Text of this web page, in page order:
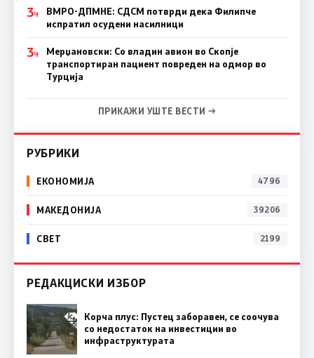
3Ч
ВМРО-ДПМНЕ: СДСM потврди дека Филипче
испратил осудени насилници
3Ч
Мерџановски: Со владин авион во Скопје
транспортиран пациент повреден на одмор во
Турција
ПРИКАЖИ УШТЕ ВЕСТИ →
РУБРИКИ
ЕКОНОМИЈА 4796
МАКЕДОНИЈА 39206
СВЕТ 2199
РЕДАКЦИСКИ ИЗБОР
Корча плус: Пустец заборавен, се соочува
со недостаток на инвестиции во
инфраструктурата